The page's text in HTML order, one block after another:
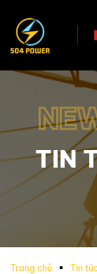
TIN
Trang chủ Tin